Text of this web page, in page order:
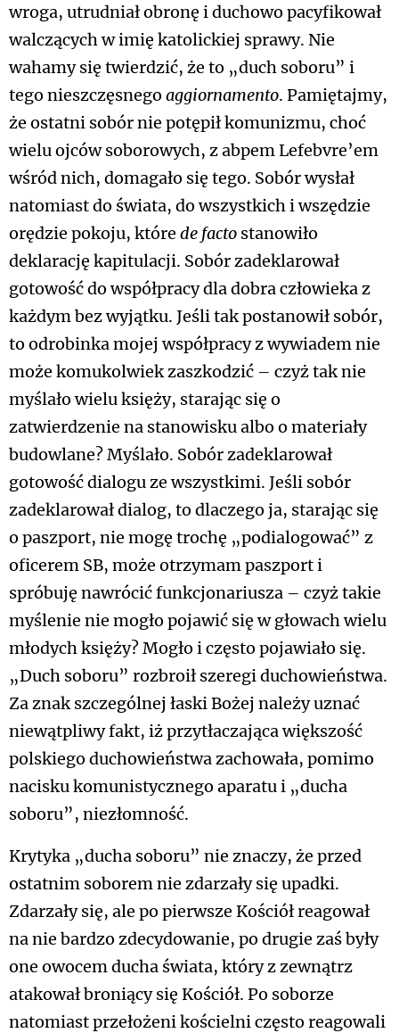
wroga, utrudniał obronę i duchowo pacyfikował
walczących w imię katolickiej sprawy. Nie
wahamy się twierdzić, że to „duch soboru” i
tego nieszczęsnego aggiornamento. Pamiętajmy,
że ostatni sobór nie potępił komunizmu, choć
wielu ojców soborowych, z abpem Lefebvre’em
wśród nich, domagało się tego. Sobór wysłał
natomiast do świata, do wszystkich i wszędzie
orędzie pokoju, które de facto stanowiło
deklarację kapitulacji. Sobór zadeklarował
gotowość do współpracy dla dobra człowieka z
każdym bez wyjątku. Jeśli tak postanowił sobór,
to odrobinka mojej współpracy z wywiadem nie
może komukolwiek zaszkodzić – czyż tak nie
myślało wielu księży, starając się o
zatwierdzenie na stanowisku albo o materiały
budowlane? Myślało. Sobór zadeklarował
gotowość dialogu ze wszystkimi. Jeśli sobór
zadeklarował dialog, to dlaczego ja, starając się
o paszport, nie mogę trochę „podialogować” z
oficerem SB, może otrzymam paszport i
spróbuję nawrócić funkcjonariusza – czyż takie
myślenie nie mogło pojawić się w głowach wielu
młodych księży? Mogło i często pojawiało się.
„Duch soboru” rozbroił szeregi duchowieństwa.
Za znak szczególnej łaski Bożej należy uznać
niewątpliwy fakt, iż przytłaczająca większość
polskiego duchowieństwa zachowała, pomimo
nacisku komunistycznego aparatu i „ducha
soboru”, niezłomność.
Krytyka „ducha soboru” nie znaczy, że przed
ostatnim soborem nie zdarzały się upadki.
Zdarzały się, ale po pierwsze Kościół reagował
na nie bardzo zdecydowanie, po drugie zaś były
one owocem ducha świata, który z zewnątrz
atakował broniący się Kościół. Po soborze
natomiast przełożeni kościelni często reagowali